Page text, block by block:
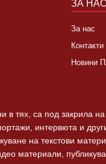
ЗА НАС
За нас
Контакти
Новини
тях, са под закрила
интервюта и
на текстови
материали,